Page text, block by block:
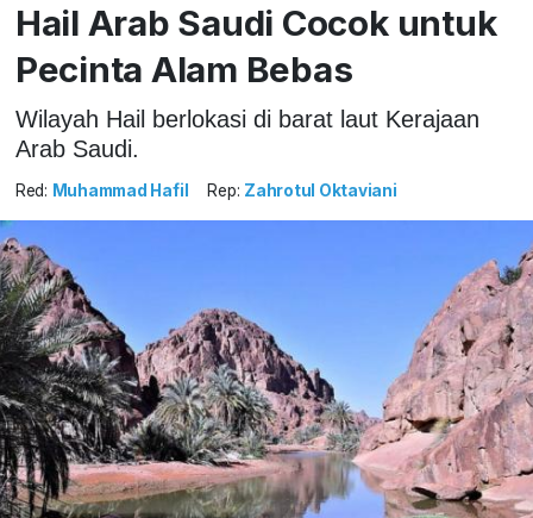
Hail Arab Saudi Cocok untuk
Pecinta Alam Bebas
Wilayah Hail berlokasi di barat laut Kerajaan
Arab Saudi.
Red: Muhammad Hafil Rep: Zahrotul Oktaviani